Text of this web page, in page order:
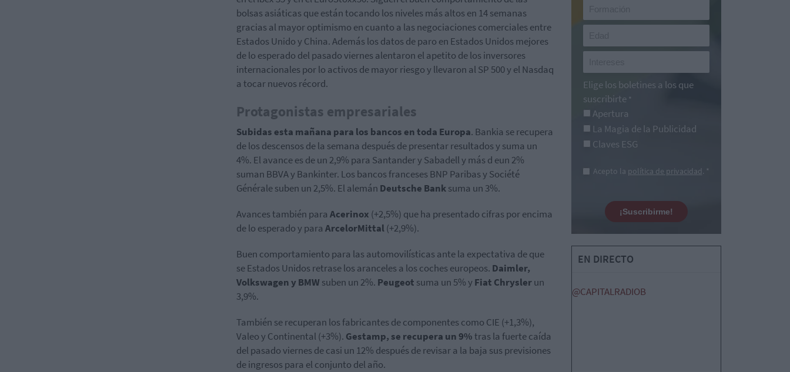
bolsas asiáticas que están tocando los niveles más altos en 14 semanas
gracias al mayor optimismo en cuanto a las negociaciones comerciales entre
Estados Unido y China. Además los datos de paro en Estados Unidos mejores
de lo esperado del pasado viernes alentaron el apetito de los inversores
internacionales por lo activos de mayor riesgo y llevaron al SP 500 y el Nasdaq
a tocar nuevos récord.
Protagonistas empresariales
Subidas esta mañana para los bancos en toda Europa. Bankia se recupera
de los descensos de la semana después de presentar resultados y suma un
4%. El avance es de un 2,9% para Santander y Sabadell y más d eun 2%
suman BBVA y Bankinter. Los bancos franceses BNP Paribas y Société
Générale suben un 2,5%. El alemán Deutsche Banksuma un 3%.
Avances también para Acerinox (+2,5%) que ha presentado cifras por encima
de lo esperado y para ArcelorMittal(+2,9%).
Buen comportamiento para las automovilísticas ante la expectativa de que
se Estados Unidos retrase los aranceles a los coches europeos. Daimler,
Volkswagen y BMWsuben un 2%. Peugeot suma un 5% yFiat Chryslerun
3,9%.
También se recuperan los fabricantes de componentes como CIE (+1,3%),
Valeo y Continental (+3%). Gestamp, se recupera un 9%tras la fuerte caída
del pasado viernes de casi un 12% después de revisar a la baja sus previsiones
de ingresos para el conjunto del año.
Elige los boletines a los que
suscribirte *
Apertura
La Magia de la Publicidad
Claves ESG
Acepto la política de privacidad. *
¡Suscribirme!
EN DIRECTO
@CAPITALRADIOB